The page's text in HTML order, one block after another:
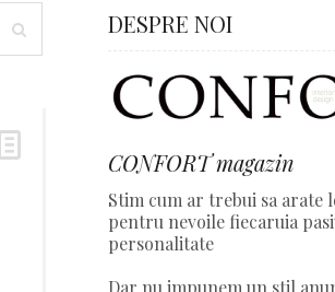
DESPRE NOI
CONFORT magazin
Stim cum ar trebui sa arate
pentru nevoile fiecaruia
personalitate
Dar nu impunem un stil